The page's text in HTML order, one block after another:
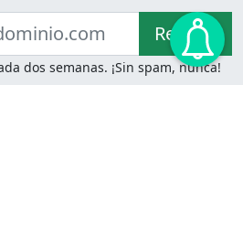
Recibir!
dos semanas. ¡Sin spam, nunca!